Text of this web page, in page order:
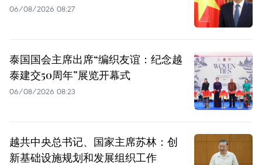
06/08/2026 08:27
泰国国会主席出席“编织友谊：纪念越
泰建交50周年”展览开幕式
06/08/2026 08:23
越共中央总书记、国家主席苏林：创
新基础设施规划和发展组织工作